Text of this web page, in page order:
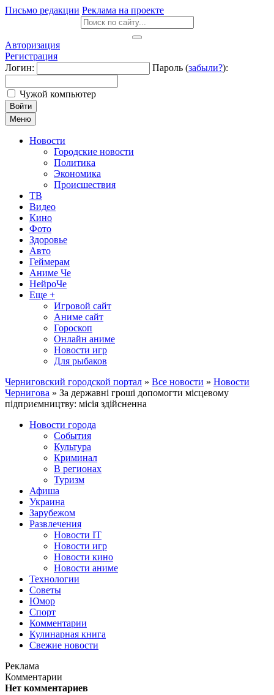
Письмо редакции Реклама на проекте
Авторизация
Регистрация
Логин:
Пароль (забыли?):
Чужой компьютер
Войти
Меню
Новости
Городские новости
Политика
Экономика
Происшествия
ТВ
Видео
Кино
Фото
Здоровье
Авто
Геймерам
Аниме Че
НейроЧе
Еще +
Игровой сайт
Аниме сайт
Гороскоп
Онлайн аниме
Новости игр
Для рыбаков
Черниговский городской портал » Все новости » Новости
Чернигова » За державні гроші допомогти місцевому
підприємництву: місія здійсненна
Новости города
События
Культура
Криминал
В регионах
Туризм
Афиша
Украина
Зарубежом
Развлечения
Новости IT
Новости игр
Новости кино
Новости аниме
Технологии
Советы
Юмор
Спорт
Комментарии
Кулинарная книга
Свежие новости
Реклама
Комментарии
Нет комментариев